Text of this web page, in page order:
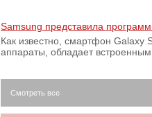
Samsung представила
Как известно, смартфон Galaxy
аппараты, обладает
Смотреть все